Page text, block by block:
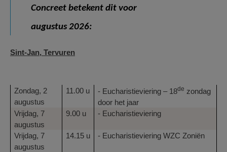
Concreet betekent dit voor
augustus 2026:
Sint-Jan, Tervuren
Zondag, 2
augustus
11.00 u - Eucharistieviering – 18de zondag
door het jaar
Vrijdag, 7
augustus
9.00 u - Eucharistieviering
Vrijdag, 7
augustus
14.15 u - Eucharistieviering WZC Zoniën